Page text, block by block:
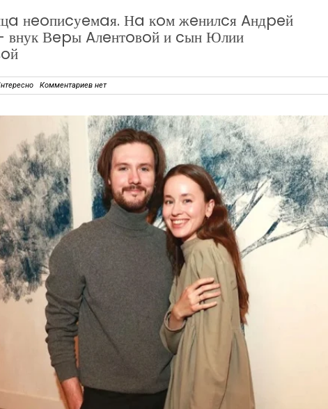
нeoпиcуeмaя. Нa кoм жeнилcя Aндpeй
внук Вepы Aлeнтoвoй и cын Юлии
Комментариев нет